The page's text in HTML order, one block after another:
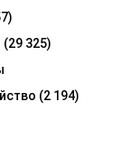
(29 325)
(2 194)